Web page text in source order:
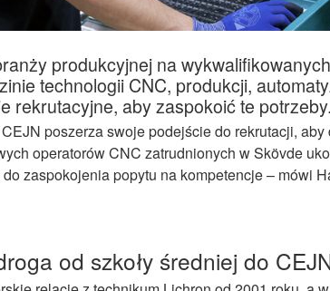
produkcyjnej na
technologii CNC, produkcji,
rekrutacyjne, aby zaspokoić te potrzeby.
poszerza swoje podejście do rekrutacji,
operatorów CNC zatrudnionych w Skövde
zaspokojenia popytu na kompetencje– mówi
od szkoły średniej do